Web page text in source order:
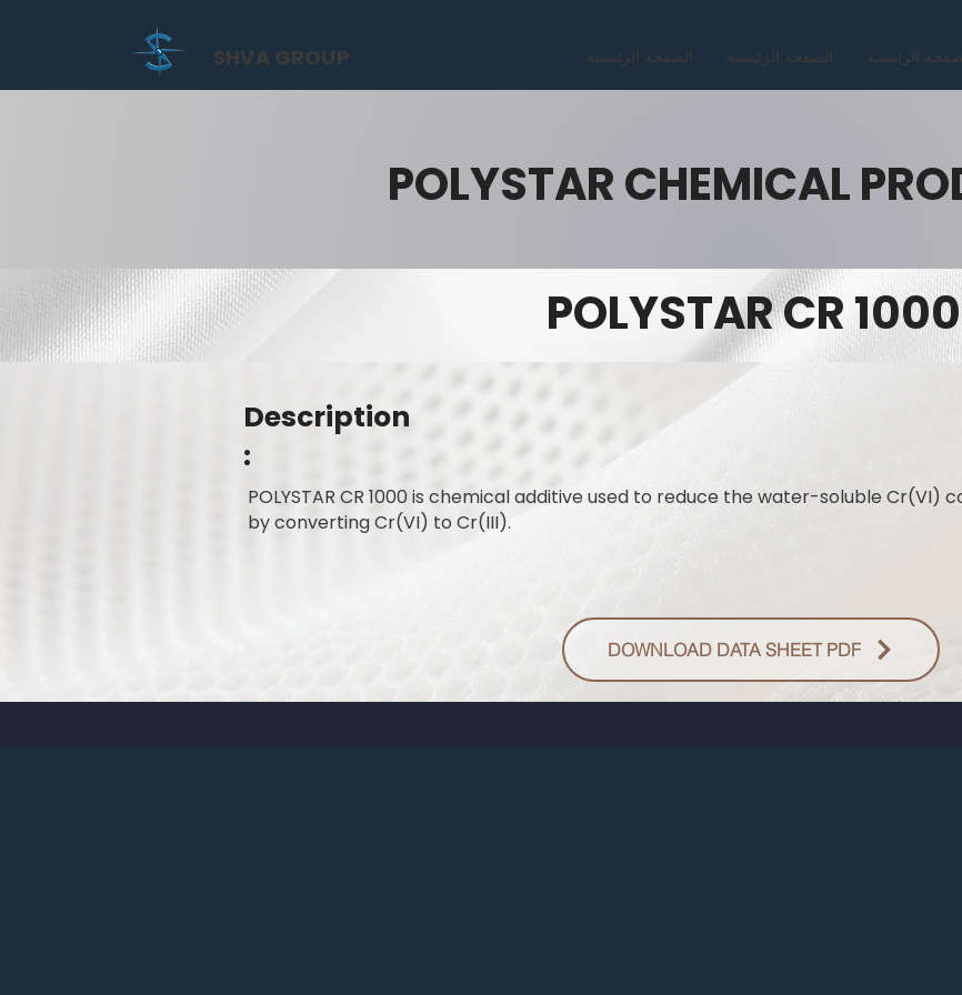
الصفحة الرئيسية الصفحة الرئيسية الرئيسية SHVA GROUP
POLYSTAR CHEMICAL
POLYSTAR CR 1000
Description
:
POLYSTAR CR 1000 is chemical additive used to reduce the water-soluble
by converting Cr(VI) to Cr(III).
DOWNLOAD DATA SHEET PDF